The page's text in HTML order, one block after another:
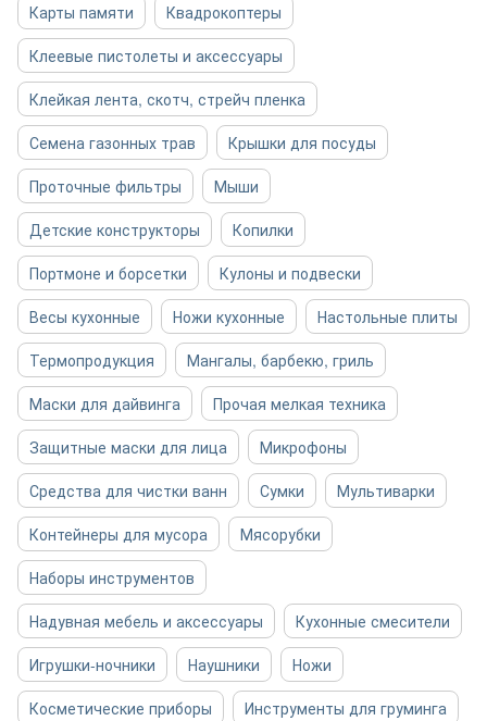
Карты памяти
Квадрокоптеры
Клеевые пистолеты и аксессуары
Клейкая лента, скотч, стрейч пленка
Семена газонных трав
Крышки для посуды
Проточные фильтры
Мыши
Детские конструкторы
Копилки
Портмоне и борсетки
Кулоны и подвески
Весы кухонные
Ножи кухонные
Настольные плиты
Термопродукция
Мангалы, барбекю, гриль
Маски для дайвинга
Прочая мелкая техника
Защитные маски для лица
Микрофоны
Средства для чистки ванн
Сумки
Мультиварки
Контейнеры для мусора
Мясорубки
Наборы инструментов
Надувная мебель и аксессуары
Кухонные смесители
Игрушки-ночники
Наушники
Ножи
Косметические приборы
Инструменты для груминга